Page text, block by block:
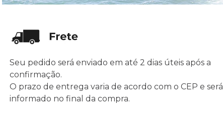
Seu pedido será enviado em até 2 dias úteis após a
confirmação.
O prazo de entrega varia de acordo com o CEP e será
informado no final da compra.